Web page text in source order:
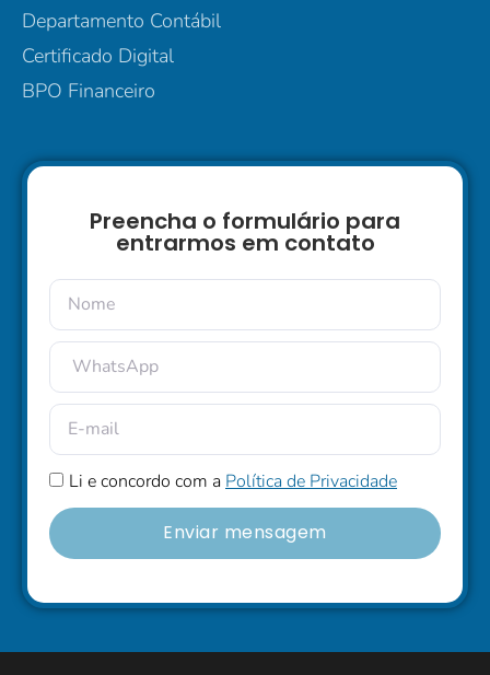
Departamento Contábil
Certificado Digital
BPO Financeiro
Preencha o formulário para
entrarmos em contato
Li e concordo com a Política de Privacidade
Enviar mensagem